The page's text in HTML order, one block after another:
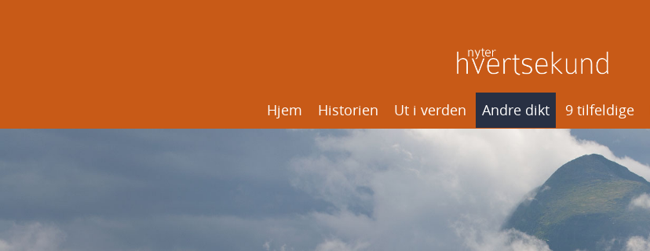
Hjem Historien Ut i verden Andre dikt 9 tilfeldige